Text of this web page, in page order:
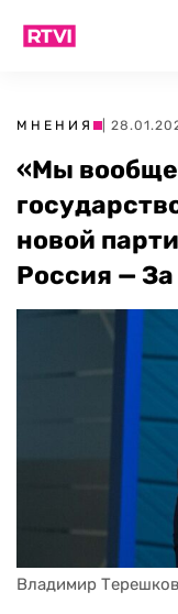
МНЕНИЯ |
«Мы вообще
новой
Россия —
Владимир